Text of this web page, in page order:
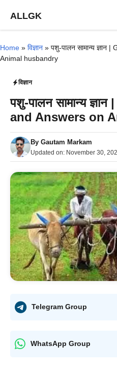
content
ALLGK
Home » विज्ञान » पशु-पालन सामान्य
Animal husbandry
विज्ञान
पशु-पालन सामान्य
and Answers on
By Gautam Markam
Updated on: November 30,
Telegram Group
WhatsApp Group